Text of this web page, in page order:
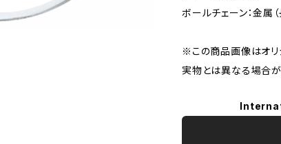
ボールチェーン：金属
※この商品画像はオリ
実物とは異なる場合が